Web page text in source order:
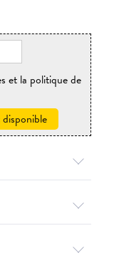
et la politique de